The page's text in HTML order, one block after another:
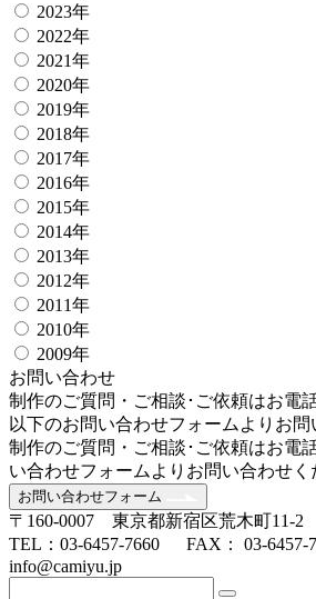
2023年
2022年
2021年
2020年
2019年
2018年
2017年
2016年
2015年
2014年
2013年
2012年
2011年
2010年
2009年
お問い合わせ
制作のご質問・ご相談･ご依頼はお電
以下のお問い合わせフォームよりお問
制作のご質問・ご相談･ご依頼はお電
い合わせフォームよりお問い合わせく
お問い合わせフォーム
〒160-0007 東京都新宿区荒木町11-
TEL：03-6457-7660 FAX： 03-
info@camiyu.jp